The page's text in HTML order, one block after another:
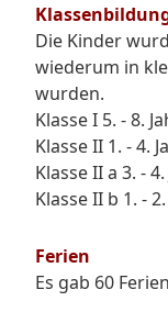
Die Kinder
wiederum in
wurden.
Klasse I 5. - 8.
Klasse II 1. - 4.
Klasse II a 3. -
Klasse II b 1. -
Ferien
Es gab 60